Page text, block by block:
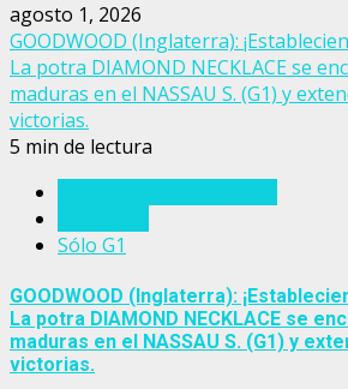
agosto 1, 2026
GOODWOOD (Inglaterra):
La potra DIAMOND NECKLACE se
maduras en el NASSAU S. (G1) y
victorias.
5 min de lectura
Sólo G1
GOODWOOD (Inglaterra):
La potra DIAMOND NECKLACE se
maduras en el NASSAU S. (G1) y
victorias.